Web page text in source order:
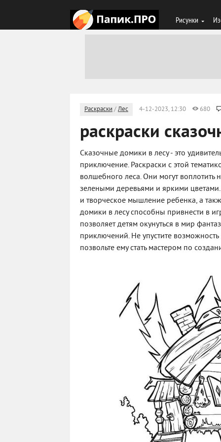
Рисунки
Раскраски /Лес 4-12-2023, 12:30 680
раскраски
Сказочные домики в лесу - это
приключение. Раскраски с этой
волшебного леса. Они могут
зелеными деревьями и яркими
и творческое мышление ребенка, а
домики в лесу способны привнести в
позволяет детям окунуться в мир
приключений. Не упустите
позвольте ему стать мастером по